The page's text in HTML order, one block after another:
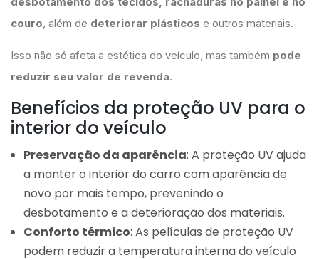
couro , além de deteriorar plásticos e outros materiais.
Isso não só afeta a estética do veículo, mas também pode
reduzir seu valor de revenda.
Benefícios da proteção UV para o
interior do veículo
Preservação da aparência: A proteção UV ajuda
a manter o interior do carro com aparência de
novo por mais tempo, prevenindo o
desbotamento e a deterioração dos materiais.
Conforto térmico: As películas de proteção UV
podem reduzir a temperatura interna do veículo